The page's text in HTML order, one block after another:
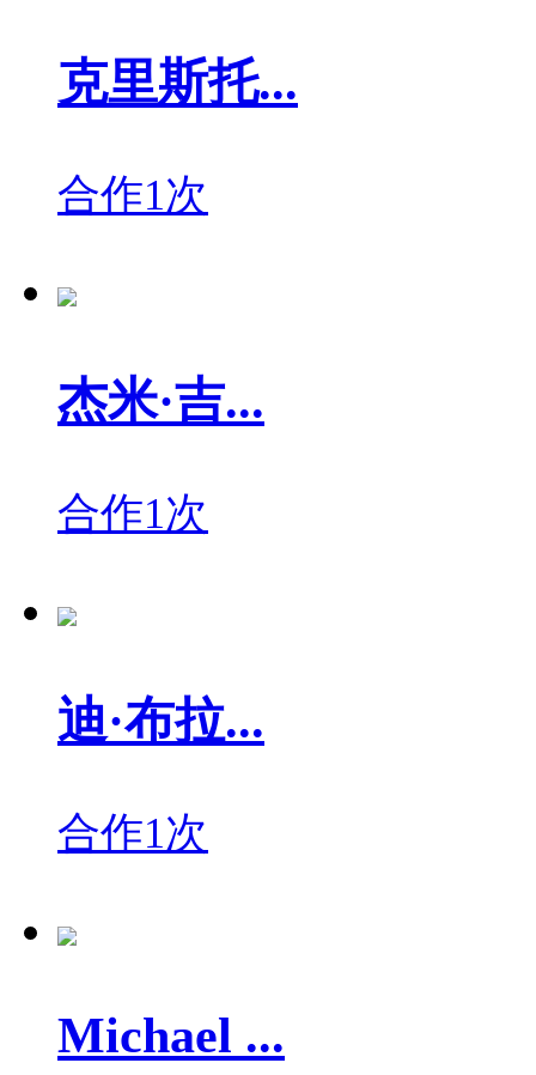
克里斯托...
合作1次
杰米·吉...
合作1次
迪·布拉...
合作1次
Michael ...